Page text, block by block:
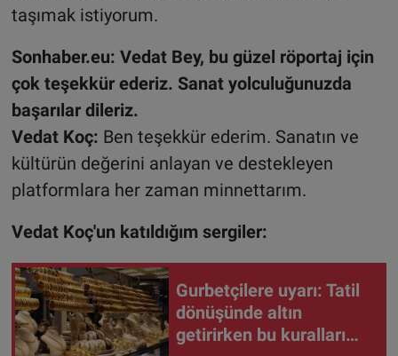
taşımak istiyorum.
Sonhaber.eu: Vedat Bey, bu güzel röportaj için
çok teşekkür ederiz. Sanat yolculuğunuzda
başarılar dileriz.
Vedat Koç: Ben teşekkür ederim. Sanatın ve
kültürün değerini anlayan ve destekleyen
platformlara her zaman minnettarım.
Vedat Koç'un katıldığım sergiler:
Gurbetçilere uyarı: Tatil
dönüşünde altın
getirirken bu kuralları